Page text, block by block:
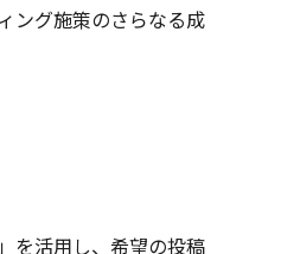
ング施策のさらなる成
を活用し、希望の投稿